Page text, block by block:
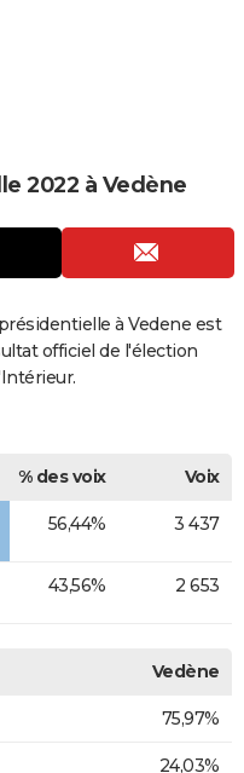
2022 à Vedène
à Vedene est
officiel de l'élection
% des voix
Voix
56,44% 3 437
43,56% 2 653
Vedène
75,97%
24,03%